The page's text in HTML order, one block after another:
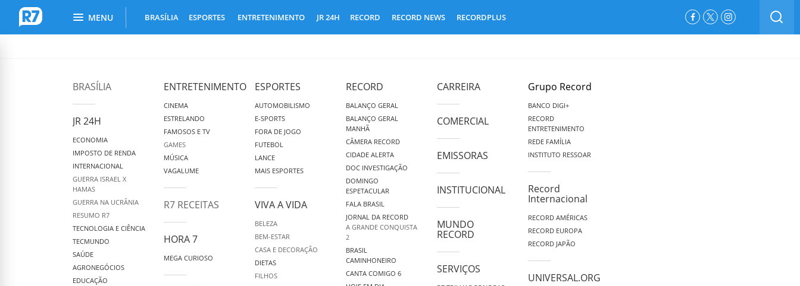
R7.com MENU BRASÍLIA ESPORTES ENTRETENIMENTO JR 24H RECORD RECORD NEWS RECORDPLUS Facebook
TwitterInstagram
BUSCAR
BRASÍLIA
JR 24H
ECONOMIA
IMPOSTO DE RENDA
INTERNACIONAL
GUERRA ISRAEL X
HAMAS
GUERRA NA UCRÂNIA
RESUMO R7
TECNOLOGIA E CIÊNCIA
TECMUNDO
SAÚDE
AGRONEGÓCIOS
EDUCAÇÃO
ENTRETENIMENTO
CINEMA
ESTRELANDO
FAMOSOS E TV
GAMES
MÚSICA
VAGALUME
R7 RECEITAS
HORA 7
MEGA CURIOSO
ESPORTES
AUTOMOBILISMO
E-SPORTS
FORA DE JOGO
FUTEBOL
LANCE
MAIS ESPORTES
VIVA A VIDA
BELEZA
BEM-ESTAR
CASA E DECORAÇÃO
DIETAS
FILHOS
RECORD
BALANÇO GERAL
BALANÇO GERAL
MANHÃ
CÂMERA RECORD
CIDADE ALERTA
DOC INVESTIGAÇÃO
DOMINGO
ESPETACULAR
FALA BRASIL
JORNAL DA RECORD
A GRANDE CONQUISTA
2
BRASIL
CAMINHONEIRO
CANTA COMIGO 6
CARREIRA
COMERCIAL
EMISSORAS
INSTITUCIONAL
MUNDO
RECORD
SERVIÇOS
Grupo Record
BANCO DIGI+
RECORD
ENTRETENIMENTO
REDE FAMÍLIA
INSTITUTO RESSOAR
Record
Internacional
RECORD AMÉRICAS
RECORD EUROPA
RECORD JAPÃO
UNIVERSAL.ORG